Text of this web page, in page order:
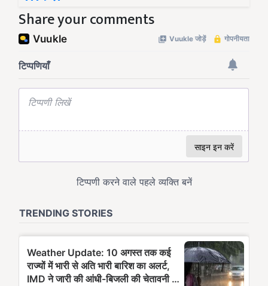
Share your comments